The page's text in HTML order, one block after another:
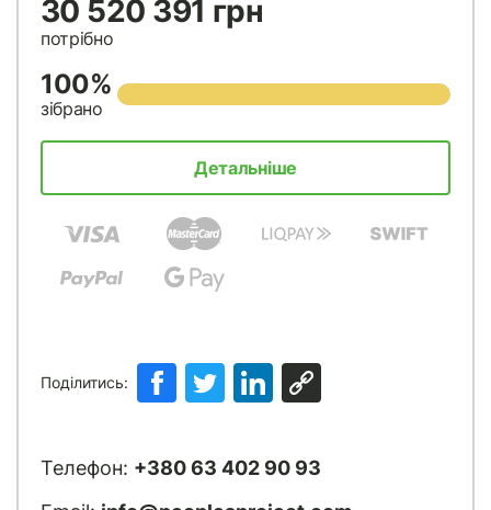
30 520 391 грн
потрібно
100%
зібрано
Детальніше
Поділитись:
Телефон: +380 63 402 90 93